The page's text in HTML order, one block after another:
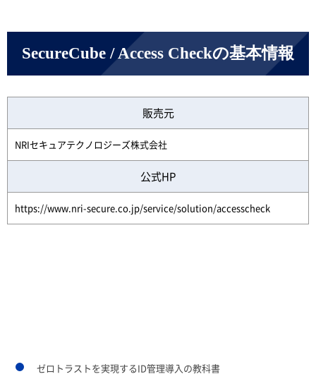
SecureCube / Access Checkの基本情報
販売元
NRIセキュアテクノロジーズ株式会社
公式HP
https://www.nri-secure.co.jp/service/solution/accesscheck
ゼロトラストを実現するID管理導入の教科書